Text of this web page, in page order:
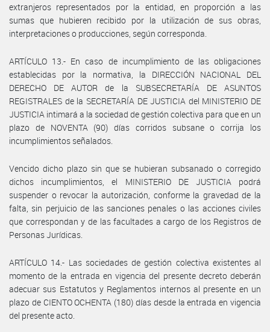
extranjeros representados por la entidad, en proporción a las
sumas que hubieren recibido por la utilización de sus obras,
interpretaciones o producciones, según corresponda.
ARTÍCULO 13.- En caso de incumplimiento de las obligaciones
establecidas por la normativa, la DIRECCIÓN NACIONAL DEL
DERECHO DE AUTOR de la SUBSECRETARÍA DE ASUNTOS
REGISTRALES de la SECRETARÍA DE JUSTICIA del MINISTERIO DE
JUSTICIA intimará a la sociedad de gestión colectiva para que en un
plazo de NOVENTA (90) días corridos subsane o corrija los
incumplimientos señalados.
Vencido dicho plazo sin que se hubieran subsanado o corregido
dichos incumplimientos, el MINISTERIO DE JUSTICIA podrá
suspender o revocar la autorización, conforme la gravedad de la
falta, sin perjuicio de las sanciones penales o las acciones civiles
que correspondan y de las facultades a cargo de los Registros de
Personas Jurídicas.
ARTÍCULO 14.- Las sociedades de gestión colectiva existentes al
momento de la entrada en vigencia del presente decreto deberán
adecuar sus Estatutos y Reglamentos internos al presente en un
plazo de CIENTO OCHENTA (180) días desde la entrada en vigencia
del presente acto.